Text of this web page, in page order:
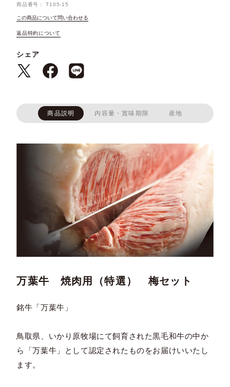
商品番号 T105-15
この商品について問い合わせる
返品特約について
シェア
商品説明 内容量・賞味期限 産地
万葉牛 焼肉用（特選） 梅セット
銘牛「万葉牛」
鳥取県、いかり原牧場にて飼育された黒毛和牛の中か
ら「万葉牛」として認定されたものをお届けいいたし
ます。